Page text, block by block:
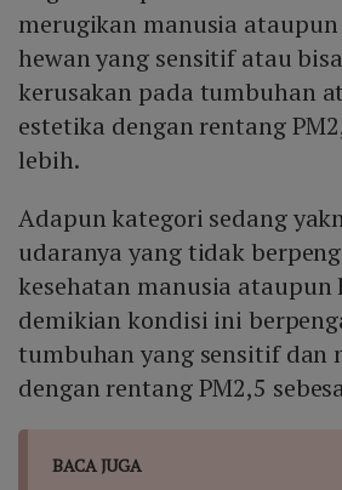
merugikan manusia
hewan yang sensitif atau
kerusakan pada tumbuhan
estetika dengan rentang
lebih.
Adapun kategori sedang
udaranya yang tidak
kesehatan manusia ataupun
demikian kondisi ini
tumbuhan yang sensitif dan
dengan rentang PM2,5
BACA JUGA